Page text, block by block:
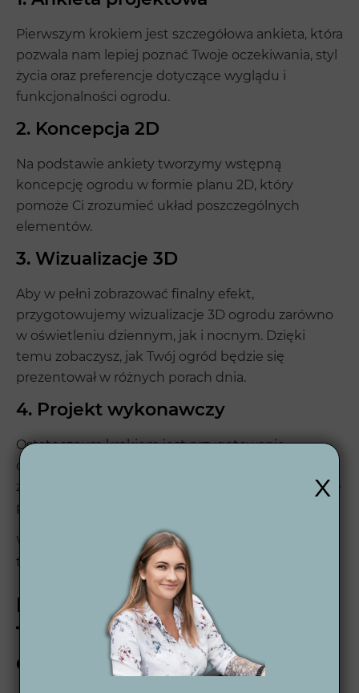
Pierwszym krokiem jest szczegółowa ankieta, która
pozwala nam lepiej poznać Twoje oczekiwania, styl
życia oraz preferencje dotyczące wyglądu i
funkcjonalności ogrodu.
2. Koncepcja 2D
Na podstawie ankiety tworzymy wstępną
koncepcję ogrodu w formie planu 2D, który
pomoże Ci zrozumieć układ poszczególnych
elementów.
3. Wizualizacje 3D
Aby w pełni zobrazować finalny efekt,
przygotowujemy wizualizacje 3D ogrodu zarówno
w oświetleniu dziennym, jak i nocnym. Dzięki
temu zobaczysz, jak Twój ogród będzie się
prezentował w różnych porach dnia.
4. Projekt wykonawczy
Ostatecznym krokiem jest przygotowanie
dokładnego projektu wykonawczego 2D, który
zawiera wszystkie niezbędne szczegóły techniczne
potrzebne do realizacji projektu.
Więcej informacji o naszym procesie znajdziesz
tutaj 👉
Proces projektowania ogrodu
Projekt ogrodu w Knurowie –
Twoja przestrzeń, nasze
doświadczenie
x